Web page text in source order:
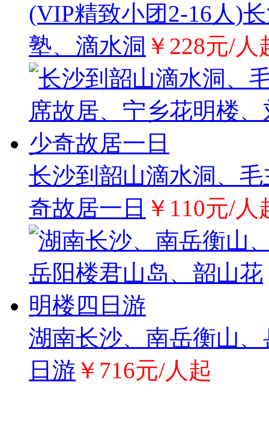
(VIP精致小团2-16人)
塾、滴水洞 ￥228元/人
长沙到韶山滴水洞、
奇故居一日 ￥110元/人
湖南长沙、南岳衡山
日游 ￥716元/人起